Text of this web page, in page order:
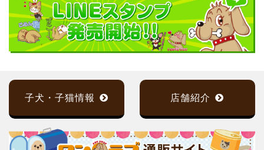
子犬・子猫情報 店舗紹介